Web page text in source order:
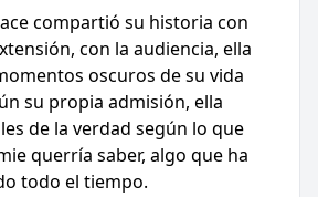
compartió su historia con
con la audiencia, ella
oscuros de su vida
su propia admisión, ella
de la verdad según lo que
querría saber, algo que ha
todo el tiempo.